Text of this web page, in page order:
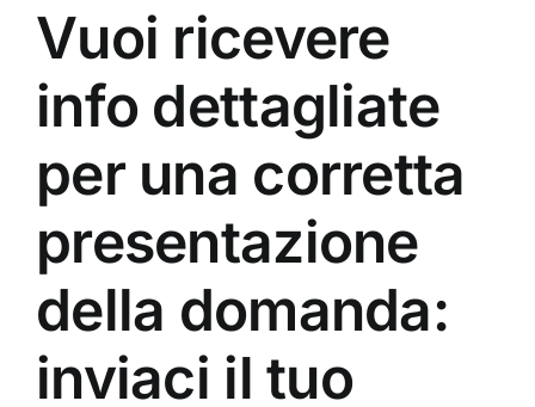
Vuoi ricevere
info dettagliate
per una corretta
presentazione
della domanda:
inviaci il tuo